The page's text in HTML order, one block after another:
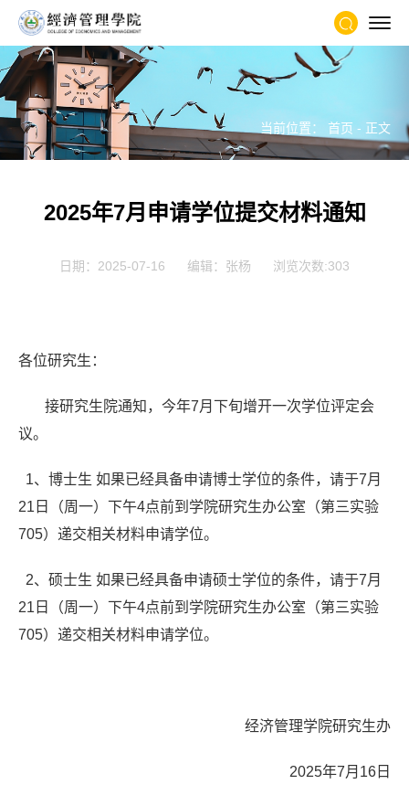
当前位置： 首页 - 正文
2025年7月申请学位提交材料通知
日期：2025-07-16 编辑：张杨 浏览次数:303
各位研究生：
接研究生院通知，今年7月下旬增开一次学位评定会
议。
1、博士生 如果已经具备申请博士学位的条件，请于7月
21 日（周一）下午4点前到学院研究生办公室（第三实验
705）递交相关材料申请学位。
2、硕士生 如果已经具备申请硕士学位的条件，请于7月
21 日（周一）下午4点前到学院研究生办公室（第三实验
705）递交相关材料申请学位。
经济管理学院研究生办
2025年7月 16 日